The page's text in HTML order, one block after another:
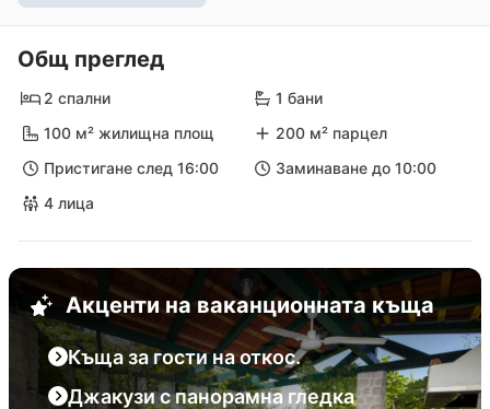
Общ преглед
2 спални
1 бани
100 м² жилищна площ
200 м² парцел
Пристигане след 16:00
Заминаване до 10:00
4 лица
Акценти на ваканционната къща
Къща за гости на откос.
Джакузи с панорамна гледка